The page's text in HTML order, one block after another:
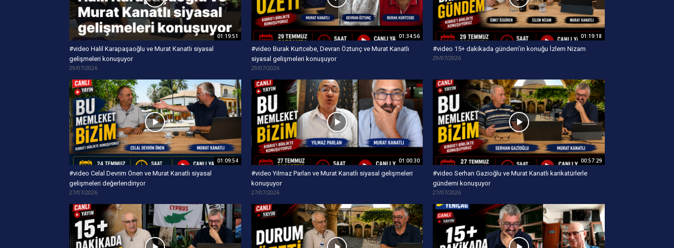
01:19:51
#video Halil Karapaşaoğlu ve Murat Kanatlı siyasal
gelişmeleri konuşuyor
29/07/2026
01:34:56
#video Burak Kurtcebe, Devran Öztunç ve Murat Kanatlı
siyasal gelişmeleri konuşuyor
29/07/2026
01:19:18
#video 15+ dakikada gündem’in konuğu İzlem Nizam
29/07/2026
01:09:54
#video Celal Devrim Önen ve Murat Kanatlı siyasal
gelişmeleri değerlendiriyor
27/07/2026
01:00:30
#video Yılmaz Parlan ve Murat Kanatlı siyasal gelişmeleri
konuşuyor
27/07/2026
00:57:29
#video Serhan Gazioğlu ve Murat Kanatlı karikatürlerle
gündemi konuşuyor
27/07/2026